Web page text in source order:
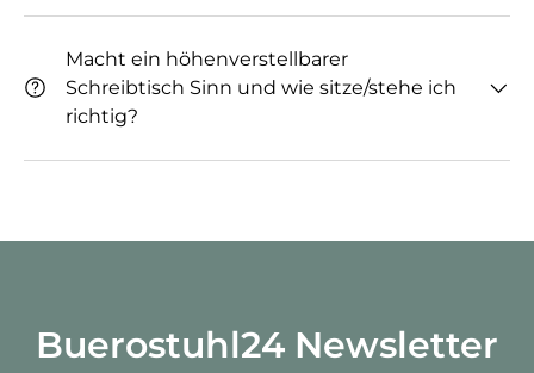
Macht ein höhenverstellbarer
Schreibtisch Sinn und wie sitze/stehe ich
richtig?
Buerostuhl24 Newsletter